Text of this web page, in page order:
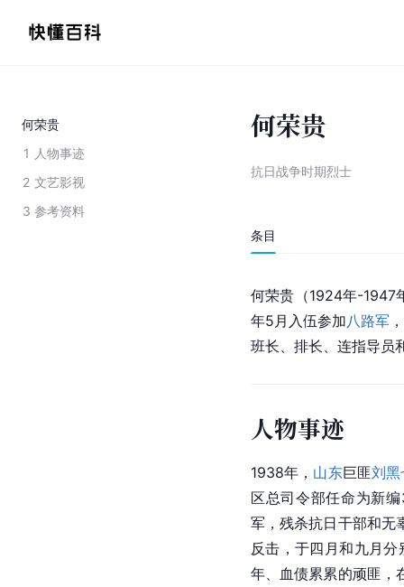
何荣贵
1 人物事迹
2 文艺影视
3 参考资料
何荣贵
抗日战争时期烈士
条目
何荣贵（1924年-1947
年5月入伍参加八路军
班长、排长、连指导员
人物事迹
1938年， 山东巨匪刘黑
区总司令部任命为新
军，残杀抗日干部和无
反击，于四月和九月
年、血债累累的顽匪，